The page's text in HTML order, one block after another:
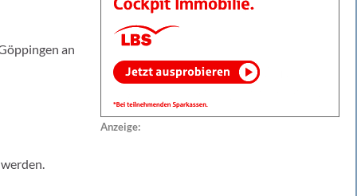
an
Anzeige: